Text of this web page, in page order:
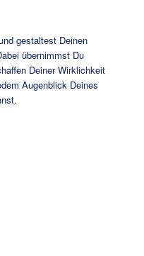
gestaltest Deinen
übernimmst Du
Deiner Wirklichkeit
Augenblick Deines